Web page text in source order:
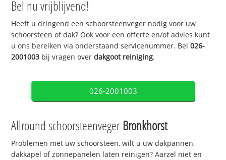
Bel nu vrijblijvend!
Heeft u dringend een schoorsteenveger nodig voor uw
schoorsteen of dak? Ook voor een offerte en/of advies kunt
u ons bereiken via onderstaand servicenummer. Bel026-
2001003 bij vragen overdakgoot reiniging.
026-2001003
Allround schoorsteenveger Bronkhorst
Problemen met uw schoorsteen, wilt u uw dakpannen,
dakkapel of zonnepanelen laten reinigen? Aarzel niet en